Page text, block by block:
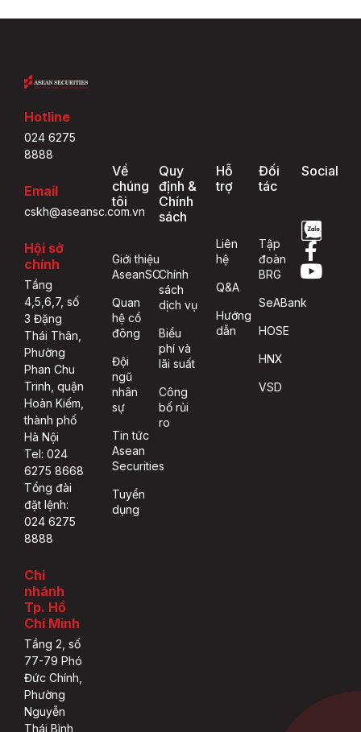
Hotline
024 6275
8888
Email
cskh@aseansc.com.vn
Hội sở
chính
Tầng
4,5,6,7, số
3 Đặng
Thái Thân,
Phường
Phan Chu
Trinh, quận
Hoàn Kiếm,
thành phố
Hà Nội
Tel: 024
6275 8668
Tổng đài
đặt lệnh:
024 6275
8888
Chi
nhánh
Tp. Hồ
Chí Minh
Tầng 2, số
77-79 Phó
Đức Chính,
Phường
Nguyễn
Thái Bình,
Về
chúng
tôi
Giới thiệu
AseanSC
Quan
hệ cổ
đông
Đội
ngũ
nhân
sự
Tin tức
Asean
Securities
Tuyển
dụng
Quy
định &
Chính
sách
Chính
sách
dịch vụ
Biểu
phí và
lãi suất
Công
bố rủi
ro
Hỗ
trợ
Liên
hệ
Q&A
Hướng
dẫn
Đối
tác
Tập
đoàn
BRG
SeABank
HOSE
HNX
VSD
Social